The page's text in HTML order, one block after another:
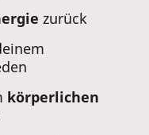
zurück
körperlichen